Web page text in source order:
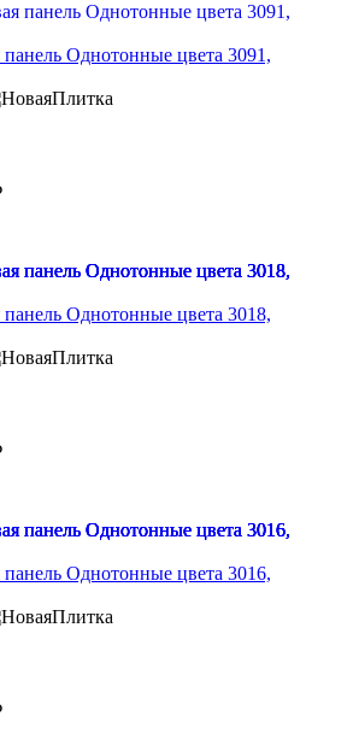
панель Однотонные цвета 3091,
панель Однотонные цвета 3018,
панель Однотонные цвета 3016,